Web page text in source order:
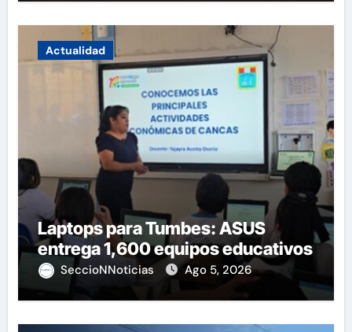
Actualidad
Laptops para Tumbes: ASUS
entrega 1,600 equipos educativos
SeccioNNoticias Ago 5, 2026